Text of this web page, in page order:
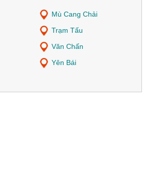
Mù Cang Chải
Trạm Tấu
Văn Chấn
Yên Bái